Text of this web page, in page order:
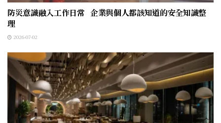
防災意識融入工作日常 企業與個人都該知道的安全知識整
理
2026-07-02